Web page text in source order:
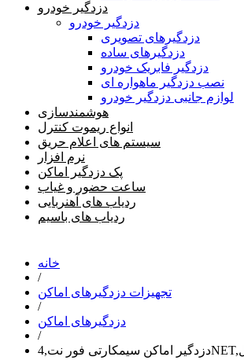
دزدگیر خودرو
دزدگیر خودرو
دزدگیرهای تصویری
دزدگیرهای ساده
دزدگیر فابریک خودرو
نصب دزدگیر ماهواره ای
لوازم جانبی دزدگیر خودرو
هوشمندسازی
انواع ریموت کنترل
سیستم های اعلام حریق
نرم افزار
پک دزدگیر اماکن
ساعت حضور و غیاب
ردیاب های آهنربایی
ردیاب های باسیم
خانه
/
تجهیزات دزدگیرهای اماکن
/
دزدگیرهای اماکن
/